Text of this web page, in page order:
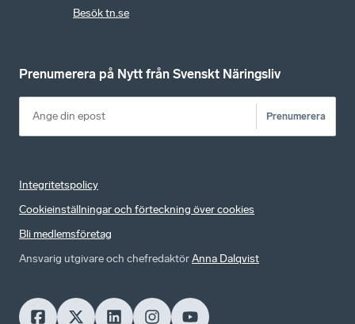
Besök tn.se
Prenumerera på Nytt från Svenskt Näringsliv
Prenumerera
Integritetspolicy
Cookieinställningar och förteckning över cookies
Bli medlemsföretag
Ansvarig utgivare och chefredaktörAnna Dalqvist